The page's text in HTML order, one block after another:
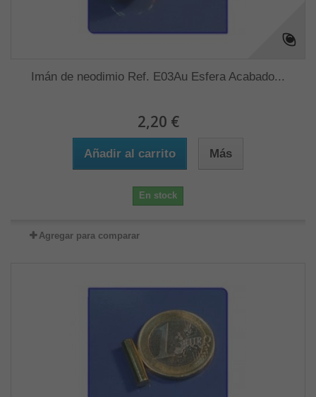
Imán de neodimio Ref. E03Au Esfera Acabado...
2,20 €
Añadir al carrito Más
En stock
Agregar para comparar